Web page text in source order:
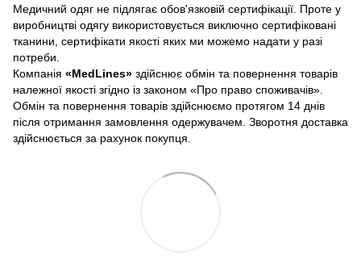
Медичний одяг не підлягає обов'язковій сертифікації. Проте у
виробництві одягу використовується виключно сертифіковані
тканини, сертифікати якості яких ми можемо надати у разі
потреби.
Компанія «MedLines» здійснює обмін та повернення товарів
належної якості згідно із законом «Про право споживачів».
Обмін та повернення товарів здійснюємо протягом 14 днів
після отримання замовлення одержувачем. Зворотня доставка
здійснюється за рахунок покупця.